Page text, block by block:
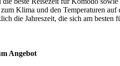
Klima und den Temperaturen auf
die Jahreszeit, die sich am besten
Angebot